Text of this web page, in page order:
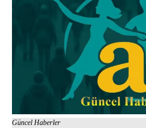
Güncel Haberler